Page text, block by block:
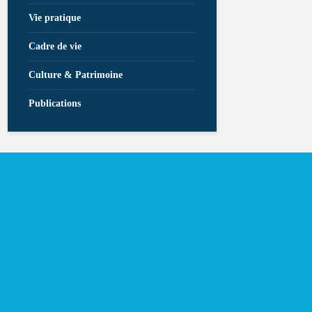
Vie pratique
Cadre de vie
Culture & Patrimoine
Publications